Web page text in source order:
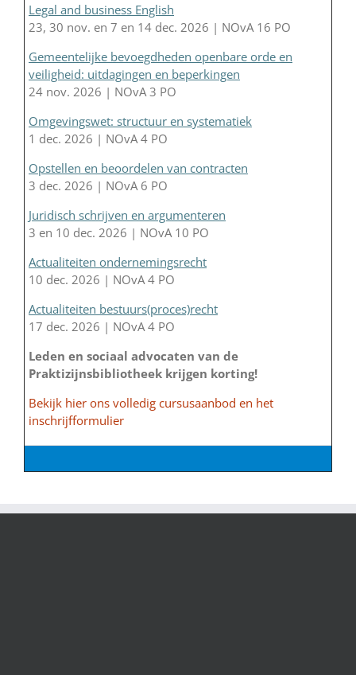
Legal and business English
23, 30 nov. en 7 en 14 dec. 2026 | NOvA 16 PO
Gemeentelijke bevoegdheden openbare orde en
veiligheid: uitdagingen en beperkingen
24 nov. 2026 | NOvA 3 PO
Omgevingswet: structuur en systematiek
1 dec. 2026 | NOvA 4 PO
Opstellen en beoordelen van contracten
3 dec. 2026 | NOvA 6 PO
Juridisch schrijven en argumenteren
3 en 10 dec. 2026 | NOvA 10 PO
Actualiteiten ondernemingsrecht
10 dec. 2026 | NOvA 4 PO
Actualiteiten bestuurs(proces)recht
17 dec. 2026 | NOvA 4 PO
Leden en sociaal advocaten van de
Praktizijnsbibliotheek krijgen korting!
Bekijk hier ons volledig cursusaanbod en het
inschrijfformulier